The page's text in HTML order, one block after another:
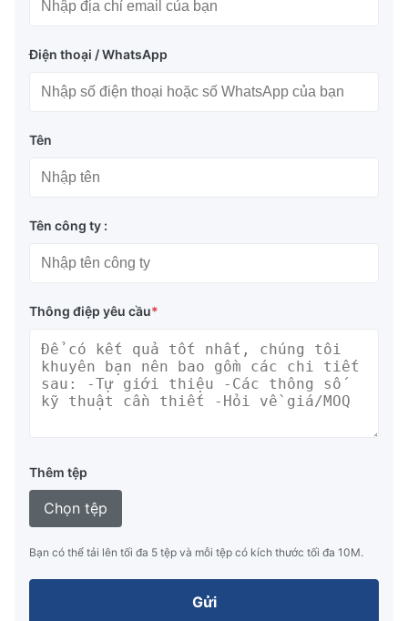
Điện thoại / WhatsApp
Tên
Tên công ty :
Thông điệp yêu cầu*
Thêm tệp
Chọn tệp
Bạn có thể tải lên tối đa 5 tệp và mỗi tệp có kích thước tối đa 10M.
Gửi